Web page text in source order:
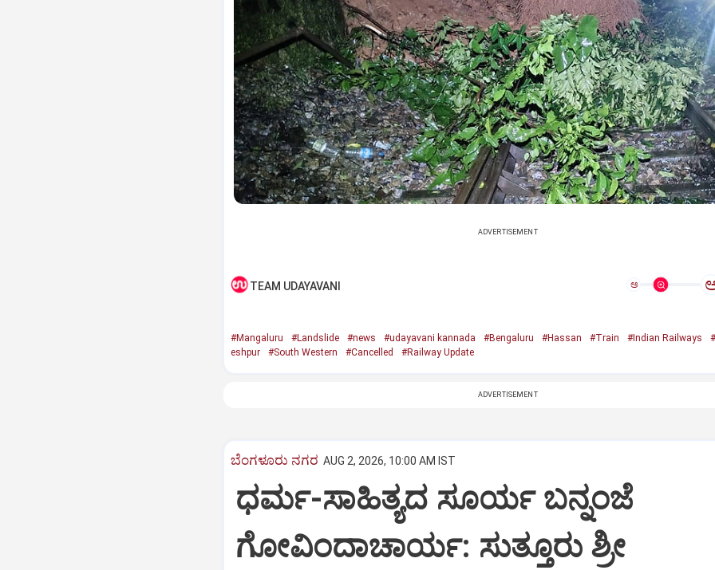
ADVERTISEMENT
TEAM UDAYAVANI ಅ
#Mangaluru #Landslide #news #udayavani kannada #Bengaluru #Hassan #Train #Indian Railways
eshpur
#South Western #Cancelled #Railway Update
ADVERTISEMENT
ಬೆಂಗಳೂರು ನಗರ AUG 2, 2026, 10:00 AM IST
ಧರ್ಮ-ಸಾಹಿತ್ಯದ ಸೂರ್ಯ ಬನ್ನಂಜೆ
ಗೋವಿಂದಾಚಾರ್ಯ: ಸುತ್ತೂರು ಶ್ರೀ